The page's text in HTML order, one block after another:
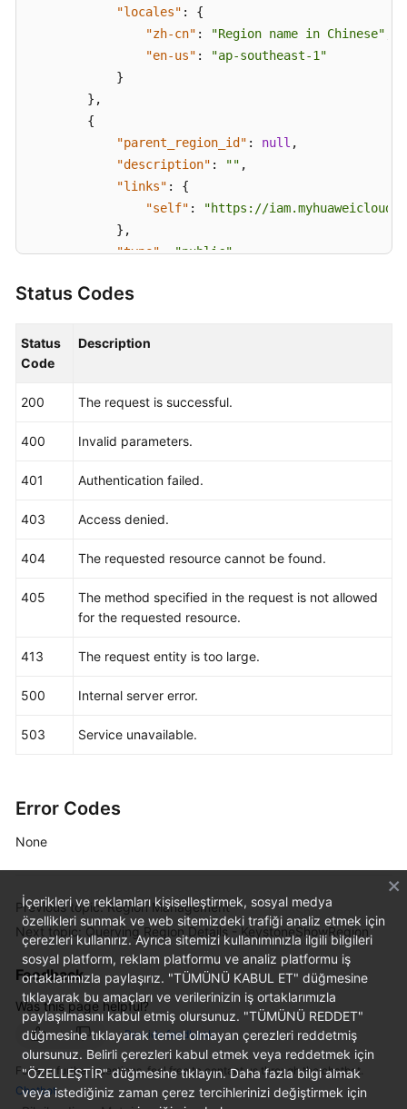
"locales" :
{
"zh-cn" : "Region name in Chinese"
"en-us" :
"ap-southeast-1"
}
} ,
{
"parent_region_id" : null ,
"description" : "" ,
"links" :
{
"self" :
"https://
} ,
"type": "public",
"locales"
"zh-cn"
"es-es": "LA-Santiago"
}
"self":
"https://iam.myhuaweicloud.com/v3/
"next": null
}
Status Codes
Status
Code
Description
200 The request is successful.
400 Invalid parameters.
401 Authentication failed.
403 Access denied.
404 The requested resource cannot be found.
405
The method specified in the request is not allowed
for the requested resource.
413 The request entity is too large.
500 Internal server error.
503 Service unavailable.
Error Codes
None
Previous topic: Region Management
Next topic: Querying Region Details - KeystoneShowRegion
Feedback
Was this page helpful?
Provide feedback
For any further questions, feel free to contact us through the chatbot.
Chatbot
İçerikleri ve reklamları kişiselleştirmek, sosyal medya
özellikleri sunmak ve web sitemizdeki trafiği analiz etmek için
çerezleri kullanırız. Ayrıca sitemizi kullanımınızla ilgili bilgileri
sosyal platform, reklam platformu ve analiz platformu iş
ortaklarımızla paylaşırız. "TÜMÜNÜ KABUL ET" düğmesine
tıklayarak bu amaçları ve verilerinizin iş ortaklarımızla
paylaşılmasını kabul etmiş olursunuz. "TÜMÜNÜ REDDET"
düğmesine tıklayarak temel olmayan çerezleri reddetmiş
olursunuz. Belirli çerezleri kabul etmek veya reddetmek için
"ÖZELLEŞTİR" düğmesine tıklayın. Daha fazla bilgi almak
veya istediğiniz zaman çerez tercihlerinizi değiştirmek için